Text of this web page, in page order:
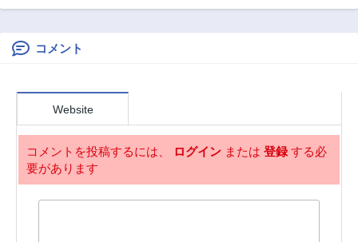
第85話 第84話
第83話
第81話
2ヶ月前
第79話
2ヶ月前
第78話
2ヶ月前
第77話
無人島に転移した
コメント
Website
コメントを投稿するには、 ログイン または 登録する必
要があります